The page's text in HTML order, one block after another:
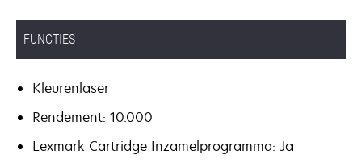
FUNCTIES
Kleurenlaser
Rendement: 10.000
Lexmark Cartridge Inzamelprogramma: Ja